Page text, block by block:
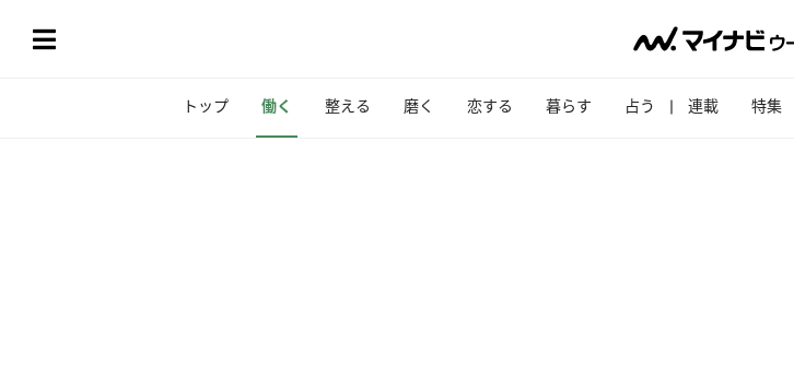
トップ 働く 整える 磨く 恋する 暮らす 占う 連載 特集